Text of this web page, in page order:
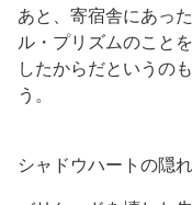
あと、寄宿舎にあっ
ル・プリズムのこと
したからだというの
う。
シャドウハートの隠